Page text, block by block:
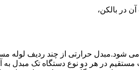
در بالکن،
می شود.مبدل حرارتی از چند ردیف
مستقیم در هر دو نوع دستگاه تک مبدل